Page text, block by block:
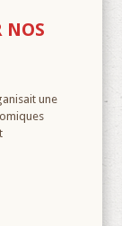
NOS
une